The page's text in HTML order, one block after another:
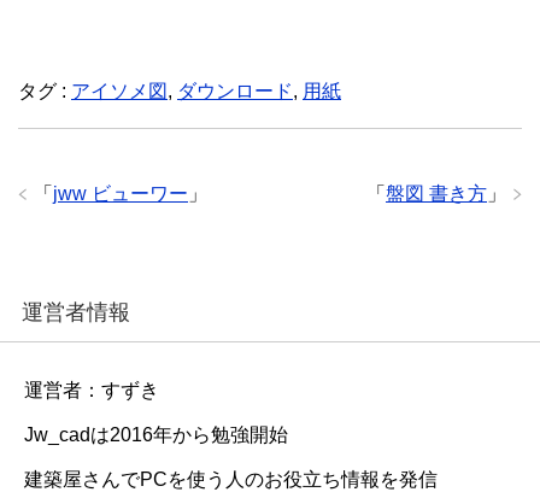
タグ : アイソメ図 , ダウンロード, 用紙
「 盤図 書き方 」
「 jww ビューワー 」
運営者情報
運営者：すずき
Jw_cadは2016年から勉強開始
建築屋さんでPCを使う人のお役立ち情報を発信